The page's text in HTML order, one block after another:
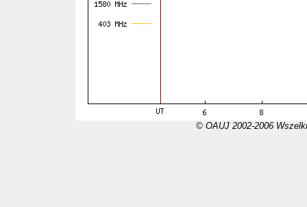
© OAUJ 2002-2006